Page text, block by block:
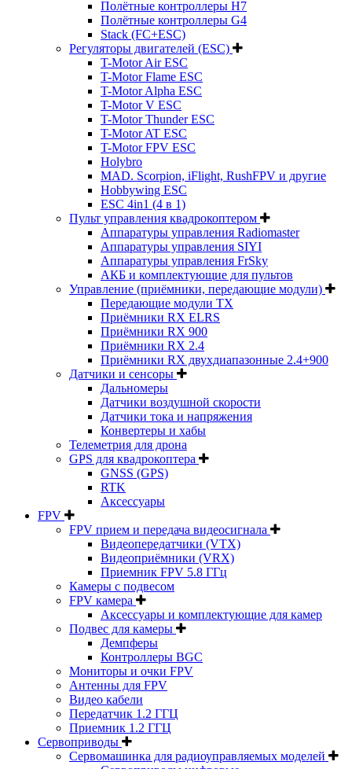
Полётные контроллеры H7
Полётные контроллеры G4
Stack (FC+ESC)
Регуляторы двигателей (ESC)
T-Motor Air ESC
T-Motor Flame ESC
T-Motor Alpha ESC
T-Motor V ESC
T-Motor Thunder ESC
T-Motor AT ESC
T-Motor FPV ESC
Holybro
MAD. Scorpion, iFlight, RushFPV и другие
Hobbywing ESC
ESC 4in1 (4 в 1)
Пульт управления квадрокоптером
Аппаратуры управления Radiomaster
Аппаратуры управления SIYI
Аппаратуры управления FrSky
АКБ и комплектующие для пультов
Управление (приёмники, передающие модули)
Передающие модули TX
Приёмники RX ELRS
Приёмники RX 900
Приёмники RX 2.4
Приёмники RX двухдиапазонные 2.4+900
Датчики и сенсоры
Дальномеры
Датчики воздушной скорости
Датчики тока и напряжения
Конвертеры и хабы
Телеметрия для дрона
GPS для квадрокоптера
GNSS (GPS)
RTK
Аксессуары
FPV
FPV прием и передача видеосигнала
Видеопередатчики (VTX)
Видеоприёмники (VRX)
Приемник FPV 5.8 ГГц
Камеры с подвесом
FPV камера
Аксессуары и комплектующие для камер
Подвес для камеры
Демпферы
Контроллеры BGC
Мониторы и очки FPV
Антенны для FPV
Видео кабели
Передатчик 1.2 ГГЦ
Приемник 1.2 ГГЦ
Сервоприводы
Сервомашинка для радиоуправляемых моделей